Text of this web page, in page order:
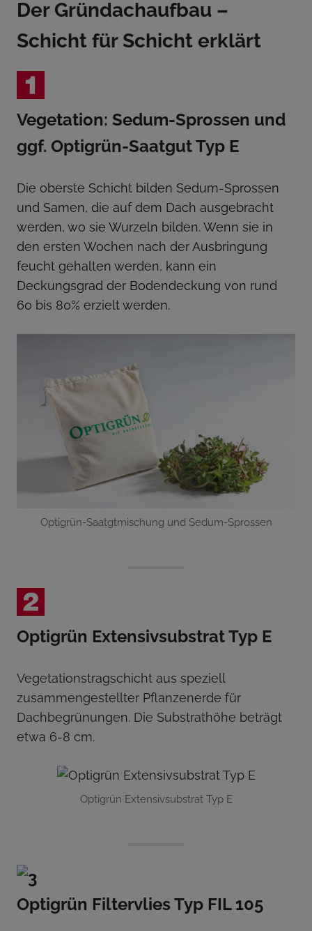
Der Gründachaufbau –
Schicht für Schicht erklärt
Vegetation: Sedum-Sprossen und
ggf. Optigrün-Saatgut Typ E
Die oberste Schicht bilden Sedum-Sprossen
und Samen, die auf dem Dach ausgebracht
werden, wo sie Wurzeln bilden. Wenn sie in
den ersten Wochen nach der Ausbringung
feucht gehalten werden, kann ein
Deckungsgrad der Bodendeckung von rund
60 bis 80% erzielt werden.
Optigrün-Saatgtmischung und Sedum-Sprossen
Optigrün Extensivsubstrat Typ E
Vegetationstragschicht aus speziell
zusammengestellter Pflanzenerde für
Dachbegrünungen. Die Substrathöhe beträgt
etwa 6-8 cm.
Optigrün Extensivsubstrat Typ E
Optigrün Filtervlies Typ FIL 105